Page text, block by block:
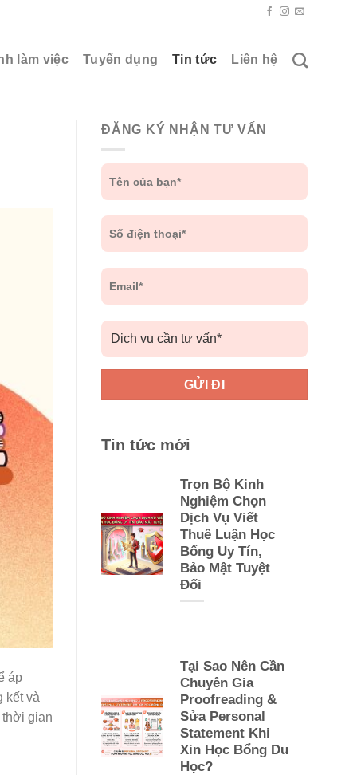
làm việc Tuyển dụng Tin tức Liên hệ
áp
kết và
thời gian
ĐĂNG KÝ NHẬN TƯ VẤN
Tin tức mới
Trọn Bộ Kinh
Nghiệm Chọn
Dịch Vụ Viết
Thuê Luận Học
Bổng Uy Tín,
Bảo Mật Tuyệt
Đối
Tại Sao Nên Cần
Chuyên Gia
Proofreading &
Sửa Personal
Statement Khi
Xin Học Bổng Du
Học?